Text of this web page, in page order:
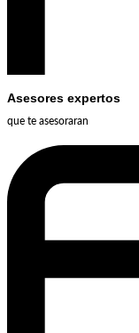
Asesores expertos
que te asesoraran